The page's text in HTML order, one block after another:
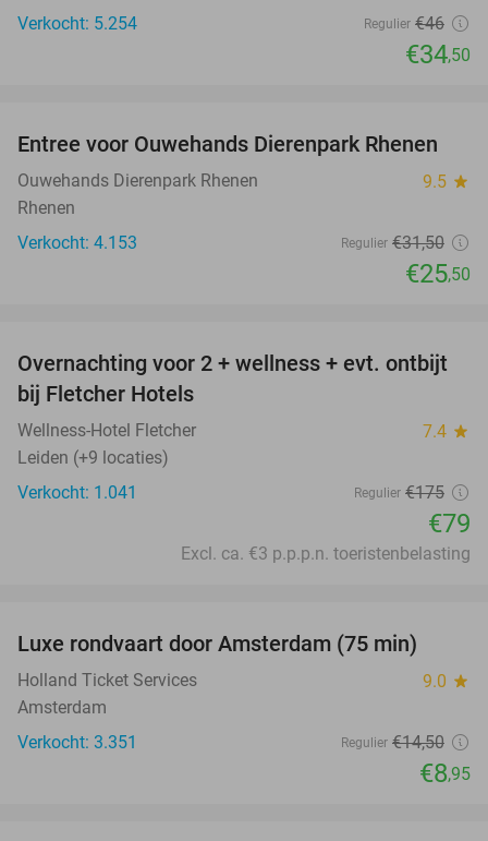
Verkocht: 5.254
Regulier €46
€34,50
19%
Entree voor Ouwehands Dierenpark Rhenen
Ouwehands Dierenpark Rhenen 9.5 star
Rhenen
Verkocht: 4.153
Regulier €31,50
€25,50
55%
Overnachting voor 2 + wellness + evt. ontbijt
bij Fletcher Hotels
Wellness-Hotel Fletcher 7.4 star
Leiden (+9 locaties)
Verkocht: 1.041
Regulier €175
€79
Excl. ca. €3 p.p.p.n. toeristenbelasting
Luxe rondvaart door Amsterdam (75 min)
Holland Ticket Services 9.0 star
Amsterdam
Verkocht: 3.351
Regulier €14,50
€8,95